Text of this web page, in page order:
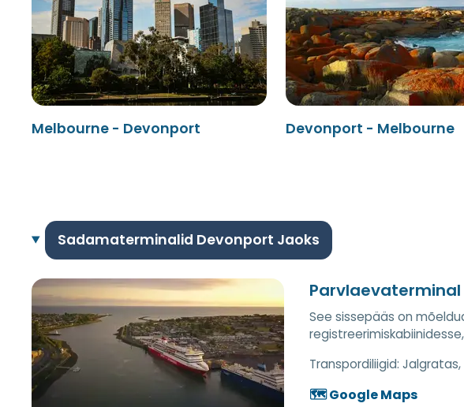
Melbourne - Devonport Devonport - Melbourne
Sadamaterminalid Devonport Jaoks
See sissepääs on
Transpordiliigid: Jalgratas,
🗺️ Google Maps